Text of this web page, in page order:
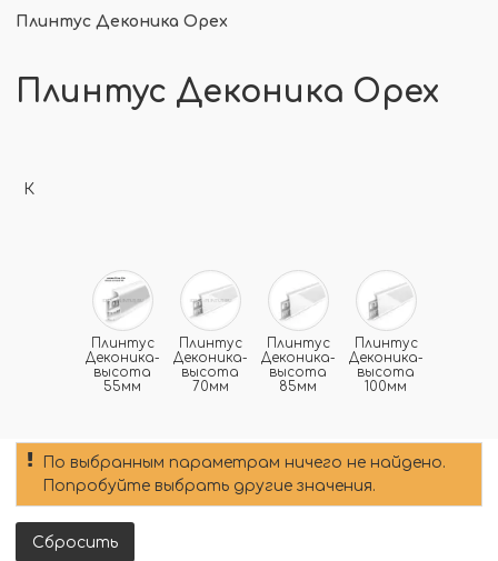
Плинтус Деконика Орех
Плинтус Деконика Орех
К
Плинтус
Деконика-
высота
55мм
Плинтус
Деконика-
высота
70мм
Плинтус
Деконика-
высота
85мм
Плинтус
Деконика-
высота
100мм
По выбранным параметрам ничего не найдено.
Попробуйте выбрать другие значения.
Сбросить